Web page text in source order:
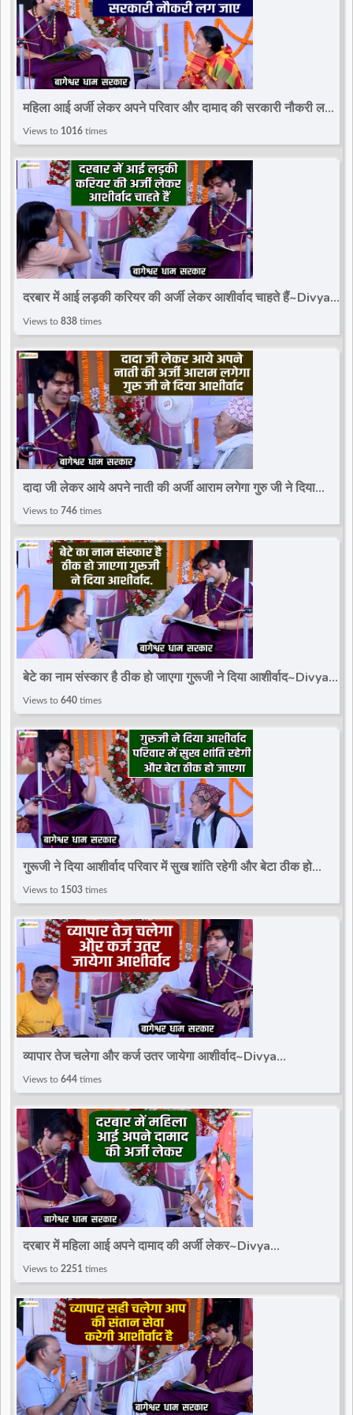
महिला आई अर्जी लेकर अपने परिवार और दामाद की सरकारी नौकरी लग
जाए~Divya Darbar~Bageshwar Dham Sarkar
Views to 1016 times
दरबार में आई लड़की करियर की अर्जी लेकर आशीर्वाद चाहते हैं~Divya
Darbar~Bageshwar Dham Sarkar
Views to 838 times
दादा जी लेकर आये अपने नाती की अर्जी आराम लगेगा गुरु जी ने दिया
आशीर्वाद~Divya Darbar~Bageshwar Dham
Views to 746 times
बेटे का नाम संस्कार है ठीक हो जाएगा गुरूजी ने दिया आशीर्वाद~Divya
Darbar~Bageshwar Dham Sarkar
Views to 640 times
गुरूजी ने दिया आशीर्वाद परिवार में सुख शांति रहेगी और बेटा ठीक हो
जाएगा~Divya Darbar~Bageshwar Dham
Views to 1503 times
व्यापार तेज चलेगा और कर्ज उतर जायेगा आशीर्वाद~Divya
Darbar~Bageshwar Dham Sarkar
Views to 644 times
दरबार में महिला आई अपने दामाद की अर्जी लेकर~Divya
Darbar~Bageshwar Dham Sarkar
Views to 2251 times